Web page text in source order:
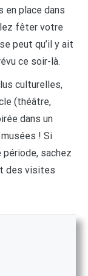
en place dans
fêter votre
peut qu’il y ait
ce soir-là.
culturelles,
(théâtre,
dans un
! Si
sachez
des visites